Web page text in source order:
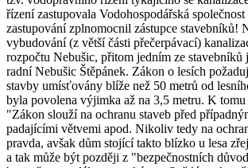
řízení zastupovala Vodohospodářská
zastupování zplnomocnil zástupce stavebníků!
vybudování (z větší části přečerpávací)
rozpočtu Nebušic, přitom jedním ze stavebníků
radní Nebušic Štěpánek. Zákon o lesích
stavby umísťovány blíže než 50 metrů od
byla povolena výjimka až na 3,5 metru. K
"Zákon slouží na ochranu staveb před
padajícími větvemi apod. Nikoliv tedy na
pravda, avšak dům stojící takto blízko u lesa
a tak může být později z "bezpečnostních